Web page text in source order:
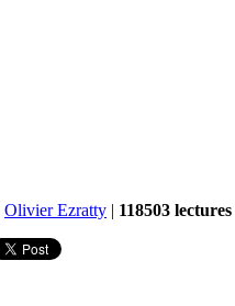
Olivier Ezratty | 118503 lectures